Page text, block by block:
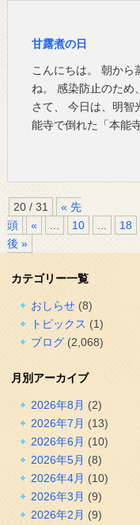
甘露煮の日
こんにちは。 朝から
ね。 感染防止のため
さて、 今日は、明智
能寺で倒れた「本能
20 / 31
« 先
頭
« 10 18
後 »
カテゴリー一覧
おしらせ(8)
トピックス (1)
ブログ(2,068)
月別アーカイブ
2026年8月 (2)
2026年7月 (13)
2026年6月 (10)
2026年5月 (8)
2026年4月 (10)
2026年3月 (9)
2026年2月 (9)